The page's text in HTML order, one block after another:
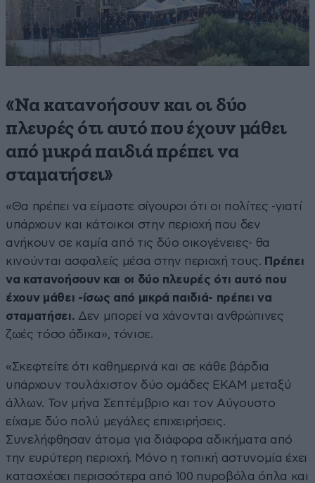
«Να κατανοήσουν και οι δύο
πλευρές ότι αυτό που έχουν μάθει
από μικρά παιδιά πρέπει να
σταματήσει»
«Θα πρέπει να είμαστε σίγουροι ότι οι πολίτες -γιατί
υπάρχουν και κάτοικοι στην περιοχή που δεν
ανήκουν σε καμία από τις δύο οικογένειες- θα
κινούνται ασφαλείς μέσα στην περιοχή τους. Πρέπει
να κατανοήσουν και οι δύο πλευρές ότι αυτό που
έχουν μάθει -ίσως από μικρά παιδιά- πρέπει να
σταματήσει. Δεν μπορεί να χάνονται ανθρώπινες
ζωές τόσο άδικα», τόνισε.
«Σκεφτείτε ότι καθημερινά και σε κάθε βάρδια
υπάρχουν τουλάχιστον δύο ομάδες ΕΚΑΜ μεταξύ
άλλων. Τον μήνα Σεπτέμβριο και τον Αύγουστο
είχαμε δύο πολύ μεγάλες επιχειρήσεις.
Συνελήφθησαν άτομα για διάφορα αδικήματα από
την ευρύτερη περιοχή. Μόνο η τοπική αστυνομία έχει
κατασχέσει περισσότερα από 100 πυροβόλα όπλα και